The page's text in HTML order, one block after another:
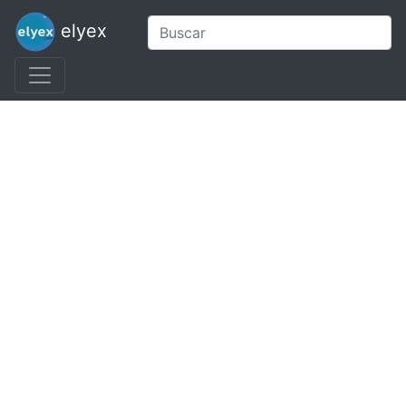
elyex